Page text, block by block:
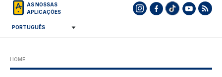
AS NOSSAS
APLICAÇÕES
HOME